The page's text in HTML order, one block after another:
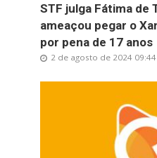
STF julga Fátima de
ameaçou pegar o
por pena de 17 anos
2 de agosto de 2024 09:44